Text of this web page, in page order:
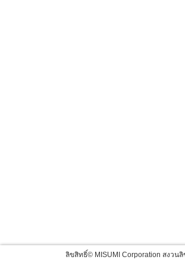
ลิขสิทธิ์© MISUMI Corporation สงวน